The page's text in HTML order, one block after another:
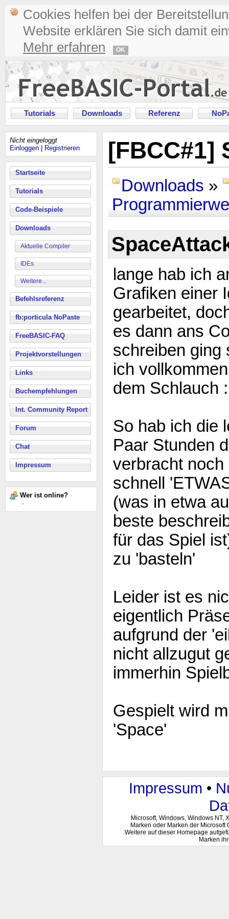
Cookies helfen bei der
Website erklären Sie sich damit
Mehr erfahren
OK
Tutorials Downloads Referenz
Nicht eingeloggt
Einloggen
Registrieren
Startseite
Tutorials
Code-Beispiele
Downloads
Aktuelle Compiler
IDEs
Weitere...
Befehlsreferenz
fb:porticula NoPaste
FreeBASIC-FAQ
Projektvorstellungen
Links
Buchempfehlungen
Int. Community Report
Forum
Chat
Impressum
Wer ist online?
-
[FBCC#1]
Downloads »
lange hab ich
Grafiken einer
gearbeitet,
es dann ans
schreiben ging
ich
dem Schlauch
So hab ich die
Paar Stunden
verbracht noch
schnell
(was in etwa
beste
für das Spiel
zu 'basteln'
Leider ist es
eigentlich
aufgrund der
nicht allzugut
immerhin
Gespielt wird
'Space'
Impressum •
Microsoft, Windows, Windows NT,
Marken oder Marken der
Weitere auf dieser Homepage
Marken